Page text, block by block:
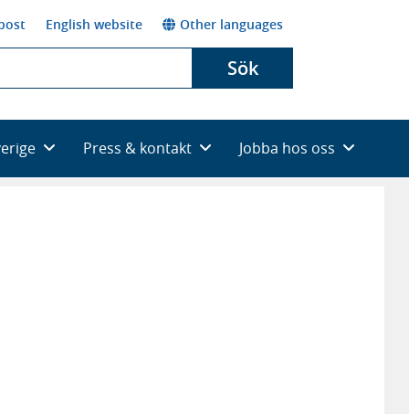
English website Other languages
Sök
Press & kontakt Jobba hos oss